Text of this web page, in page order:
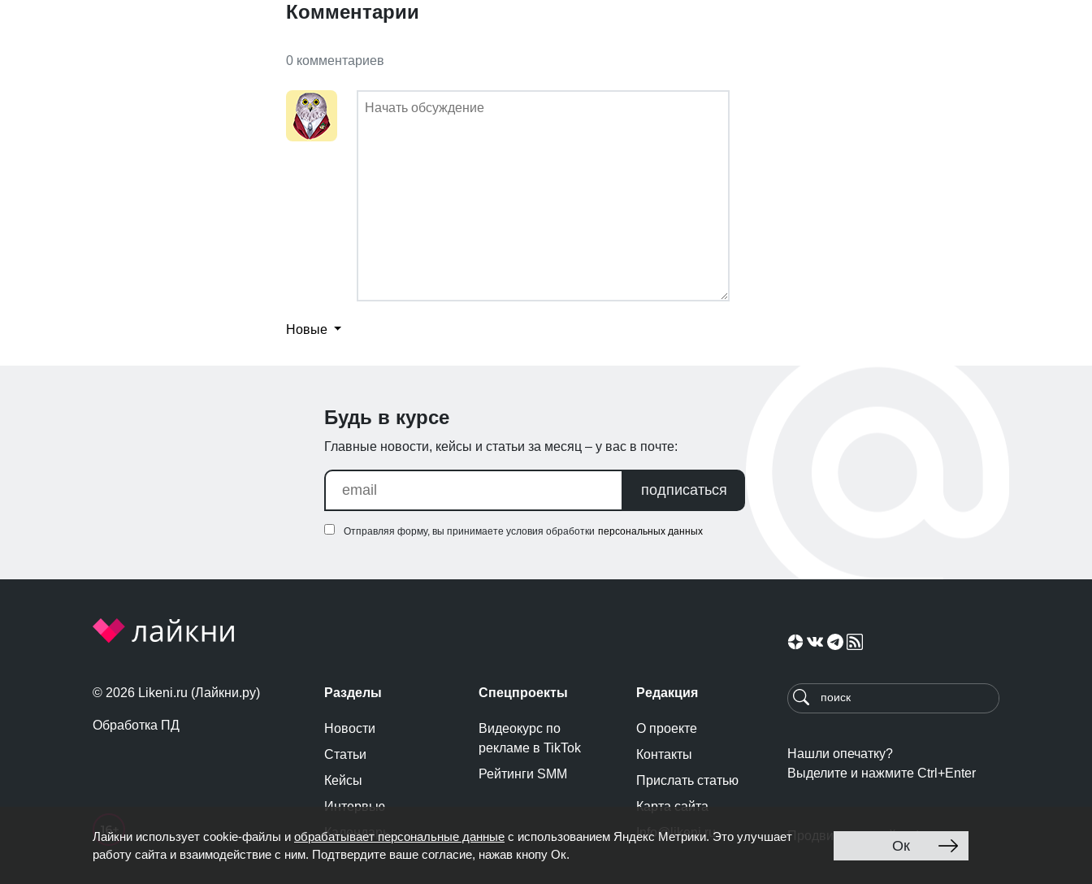
Комментарии
0 комментариев
Новые
Будь в курсе
Главные новости, кейсы и статьи за месяц – у вас в почте:
подписаться
Отправляя форму, вы принимаете условия обработки персональных данных
© 2026 Likeni.ru (Лайкни.ру)
Обработка ПД
Разделы
Новости
Статьи
Кейсы
Интервью
Календарь
Спецпроекты
Видеокурс по
рекламе в TikTok
Рейтинги SMM
Редакция
О проекте
Контакты
Прислать статью
Карта сайта
Info@likeni.ru
Нашли опечатку?
Выделите и нажмите Ctrl+Enter
Продвижение сайта: Ingate
Лайкни использует cookie-файлы и обрабатывает персональные данные с использованием Яндекс Метрики. Это улучшает
работу сайта и взаимодействие с ним. Подтвердите ваше согласие, нажав кнопу Ок.
Ок